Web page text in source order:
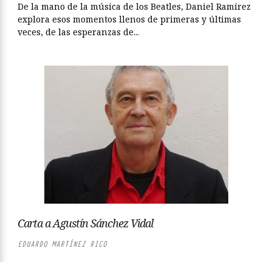
De la mano de la música de los Beatles, Daniel Ramírez
explora esos momentos llenos de primeras y últimas
veces, de las esperanzas de...
Carta a Agustín Sánchez Vidal
EDUARDO MARTÍNEZ RICO